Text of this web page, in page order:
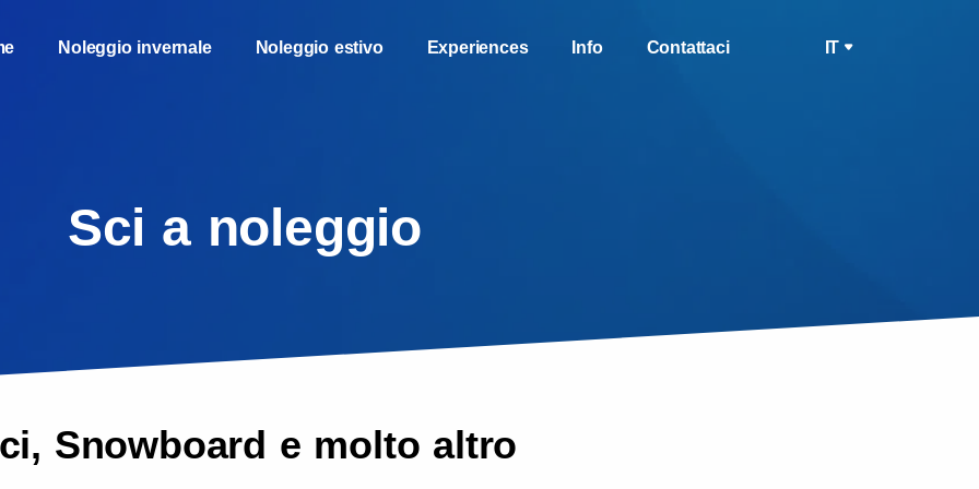
Noleggio invernale Noleggio estivo Experiences Info Contattaci IT
Sci a noleggio
Snowboard e molto altro